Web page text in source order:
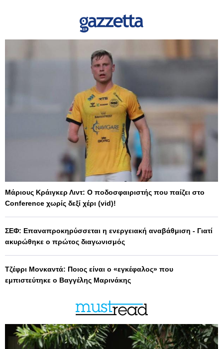
Μάριους Κράιγκερ Λιντ: Ο ποδοσφαιριστής που παίζει στο
Conference χωρίς δεξί χέρι (vid)!
ΣΕΦ: Επαναπροκηρύσσεται η ενεργειακή αναβάθμιση - Γιατί
ακυρώθηκε ο πρώτος διαγωνισμός
Τζέφρι Μονκαντά: Ποιος είναι ο «εγκέφαλος» που
εμπιστεύτηκε ο Βαγγέλης Μαρινάκης